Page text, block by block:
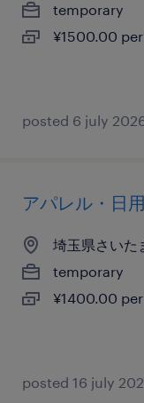
temporary
¥1500.00
posted 6 july
アパレル・日
埼玉県さいた
temporary
¥1400.00
posted 16 july